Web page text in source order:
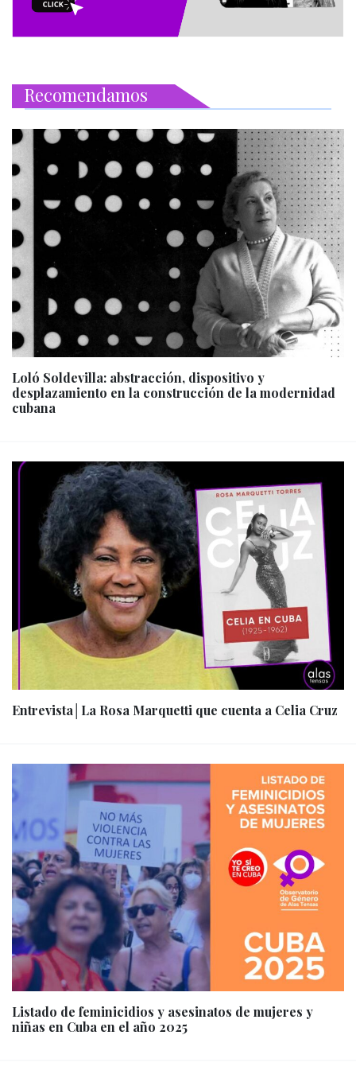
Recomendamos
Loló Soldevilla: abstracción, dispositivo y
desplazamiento en la construcción de la modernidad
cubana
Entrevista│La Rosa Marquetti que cuenta a Celia Cruz
Listado de feminicidios y asesinatos de mujeres y
niñas en Cuba en el año 2025